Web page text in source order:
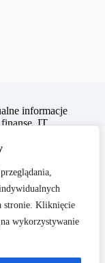
stronie. Kliknięcie
wykorzystywanie
informacje
IT,
wspierają
O nas